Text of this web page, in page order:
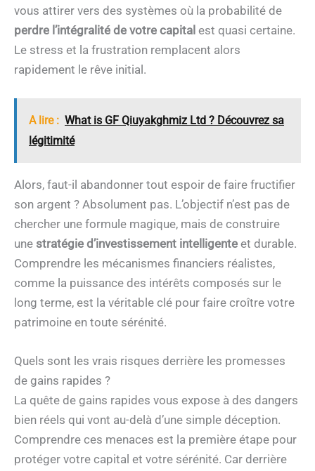
vous attirer vers des systèmes où la probabilité de
perdre l’intégralité de votre capital est quasi certaine.
Le stress et la frustration remplacent alors
rapidement le rêve initial.
A lire : What is GF Qiuyakghmiz Ltd ? Découvrez sa
légitimité
Alors, faut-il abandonner tout espoir de faire fructifier
son argent ? Absolument pas. L’objectif n’est pas de
chercher une formule magique, mais de construire
une stratégie d’investissement intelligente et durable.
Comprendre les mécanismes financiers réalistes,
comme la puissance des intérêts composés sur le
long terme, est la véritable clé pour faire croître votre
patrimoine en toute sérénité.
Quels sont les vrais risques derrière les promesses
de gains rapides ?
La quête de gains rapides vous expose à des dangers
bien réels qui vont au-delà d’une simple déception.
Comprendre ces menaces est la première étape pour
protéger votre capital et votre sérénité. Car derrière